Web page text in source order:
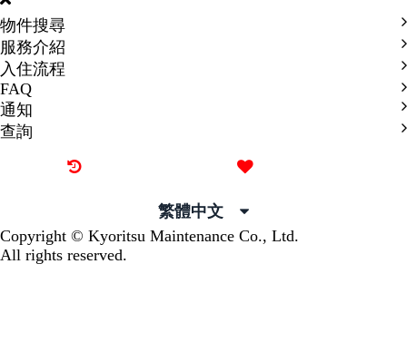
物件搜尋
服務介紹
入住流程
FAQ
通知
查詢
繁體中文
Copyright © Kyoritsu Maintenance Co., Ltd.
All rights reserved.